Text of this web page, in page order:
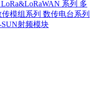
LoRa&LoRaWAN 系列 多
模组系列 数传电台系列
射频模块